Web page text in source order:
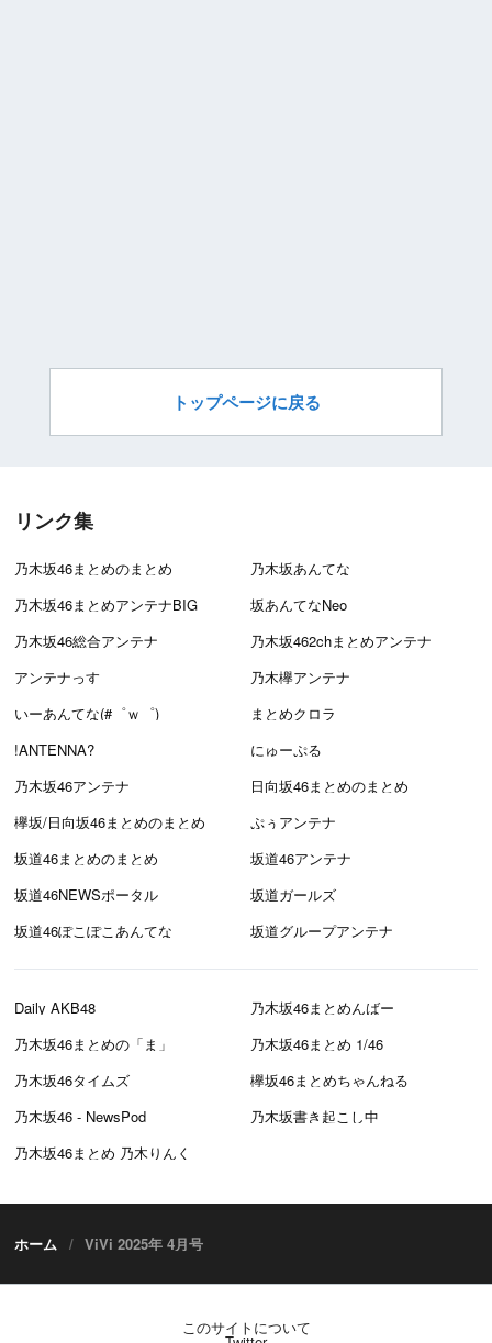
トップページに戻る
リンク集
乃木坂46まとめのまとめ
乃木坂あんてな
乃木坂46まとめアンテナBIG
坂あんてなNeo
乃木坂46総合アンテナ
乃木坂462chまとめアンテナ
アンテナっす
乃木欅アンテナ
いーあんてな(#゜ｗ゜)
まとめクロラ
!ANTENNA?
にゅーぷる
乃木坂46アンテナ
日向坂46まとめのまとめ
欅坂/日向坂46まとめのまとめ
ぷぅアンテナ
坂道46まとめのまとめ
坂道46アンテナ
坂道46NEWSポータル
坂道ガールズ
坂道46ぽこぽこあんてな
坂道グループアンテナ
Daily AKB48
乃木坂46まとめんばー
乃木坂46まとめの「ま」
乃木坂46まとめ 1/46
乃木坂46タイムズ
欅坂46まとめちゃんねる
乃木坂46 - NewsPod
乃木坂書き起こし中
乃木坂46まとめ 乃木りんく
ホーム ViVi 2025年 4月号
このサイトについて